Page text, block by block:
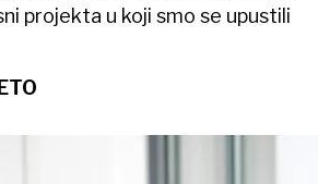
projekta u koji smo se upustili